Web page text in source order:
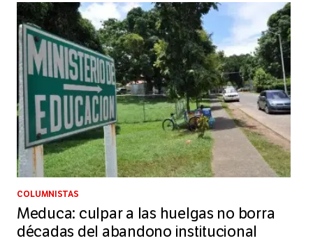
COLUMNISTAS
Meduca: culpar a las huelgas no borra
décadas del abandono institucional